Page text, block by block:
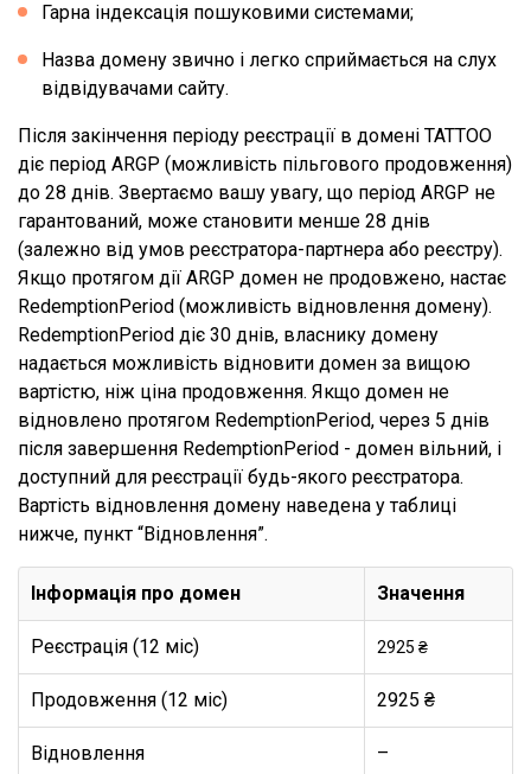
Гарна індексація пошуковими системами;
Назва домену звично і легко сприймається на слух
відвідувачами сайту.
Після закінчення періоду реєстрації в домені TATTOO
діє період ARGP (можливість пільгового продовження)
до 28 днів. Звертаємо вашу увагу, що період ARGP не
гарантований, може становити менше 28 днів
(залежно від умов реєстратора-партнера або реєстру).
Якщо протягом дії ARGP домен не продовжено, настає
RedemptionPeriod (можливість відновлення домену).
RedemptionPeriod діє 30 днів, власнику домену
надається можливість відновити домен за вищою
вартістю, ніж ціна продовження. Якщо домен не
відновлено протягом RedemptionPeriod, через 5 днів
після завершення RedemptionPeriod - домен вільний, і
доступний для реєстрації будь-якого реєстратора.
Вартість відновлення домену наведена у таблиці
нижче, пункт “Відновлення”.
Інформація про домен Значення
Реєстрація (12 міс) 2925 ₴
Продовження (12 міс) 2925 ₴
Відновлення –